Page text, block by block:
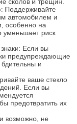
Поддерживайте
автомобилем и
особенно на
уменьшает риск
Если вы
предупреждающие
и
ваше стекло
Если вы
предотвратить их
возможно, не